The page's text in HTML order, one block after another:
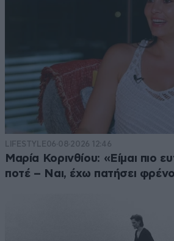
LIFESTYLE06·08·2026 12:46
Μαρία Κορινθίου: «Είμαι πιο
ποτέ – Ναι, έχω πατήσει